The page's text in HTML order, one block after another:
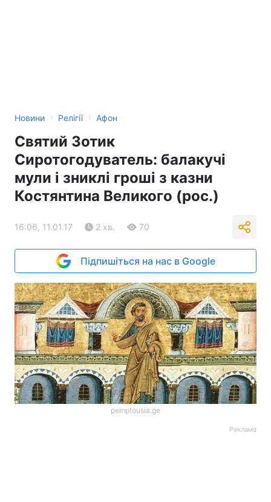
Новини › Релігії › Афон
Святий Зотик
Сиротогодуватель: балакучі
мули і зниклі гроші з казни
Костянтина Великого (рос.)
16:06, 11.01.17 2 хв. 70
Підпишіться на нас в Google
pemptousia.ge
Реклама